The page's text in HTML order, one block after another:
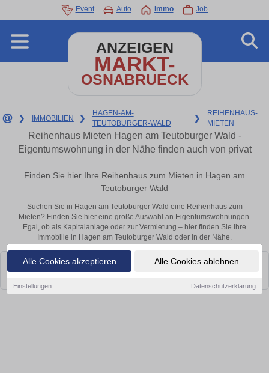
Alle Cookies akzeptieren Alle Cookies ablehnen
Einstellungen Datenschutzerklärung
Event Auto Immo Job
ANZEIGEN
MARKT-
OSNABRUECK
❯ IMMOBILIEN ❯
HAGEN-AM-
TEUTOBURGER-WALD
❯
REIHENHAUS-
MIETEN
Reihenhaus Mieten Hagen am Teutoburger Wald -
Eigentumswohnung in der Nähe finden auch von privat
Finden Sie hier Ihre Reihenhaus zum Mieten in Hagen am
Teutoburger Wald
Suchen Sie in Hagen am Teutoburger Wald eine Reihenhaus zum
Mieten? Finden Sie hier eine große Auswahl an Eigentumswohnungen.
Egal, ob als Kapitalanlage oder zur Vermietung – hier finden Sie Ihre
Immobilie in Hagen am Teutoburger Wald oder in der Nähe.
Leider konnten wir derzeit keine passenden Objekte finden. Schauen Sie